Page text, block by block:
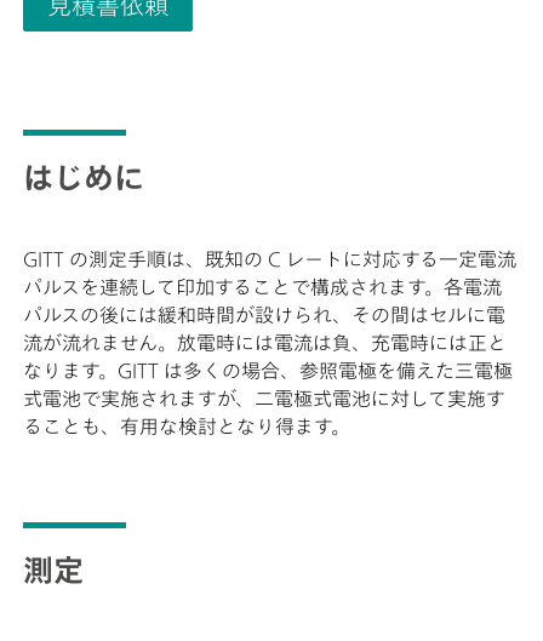
見積書依頼
はじめに
GITT の測定手順は、既知の C レートに対応する一定電流
パルスを連続して印加することで構成されます。各電流
パルスの後には緩和時間が設けられ、その間はセルに電
流が流れません。放電時には電流は負、充電時には正と
なります。GITT は多くの場合、参照電極を備えた三電極
式電池で実施されますが、二電極式電池に対して実施す
ることも、有用な検討となり得ます。
測定